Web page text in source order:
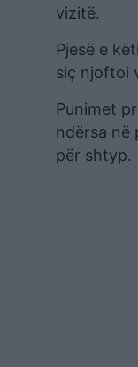
vizitë.
Pjesë e
siç njoftoi
Punimet
ndërsa në
për shtyp.